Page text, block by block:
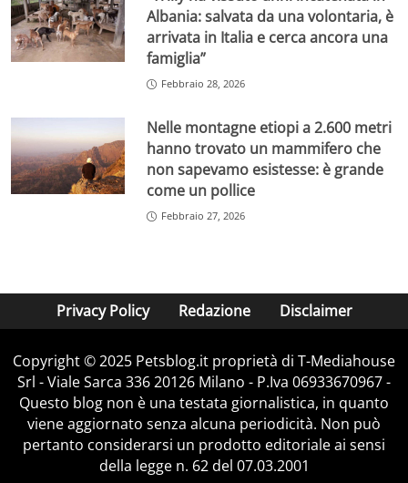
Albania: salvata da una volontaria, è
arrivata in Italia e cerca ancora una
famiglia”
Febbraio 28, 2026
Nelle montagne etiopi a 2.600 metri
hanno trovato un mammifero che
non sapevamo esistesse: è grande
come un pollice
Febbraio 27, 2026
Privacy Policy Redazione Disclaimer
Copyright © 2025 Petsblog.it proprietà di T-Mediahouse
Srl - Viale Sarca 336 20126 Milano - P.Iva 06933670967 -
Questo blog non è una testata giornalistica, in quanto
viene aggiornato senza alcuna periodicità. Non può
pertanto considerarsi un prodotto editoriale ai sensi
della legge n. 62 del 07.03.2001